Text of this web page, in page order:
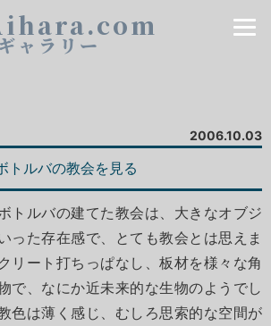
ャラリー
2006.10.03
トルバの教会を見る
トルバの建てた教会は、大きなオブジ
った存在感で、とても教会とは思えま
リート打ちっぱなし、板材を様々な角
で、なにか近未来的な生物のようでし
色は薄く感じ、むしろ思索的な空間が